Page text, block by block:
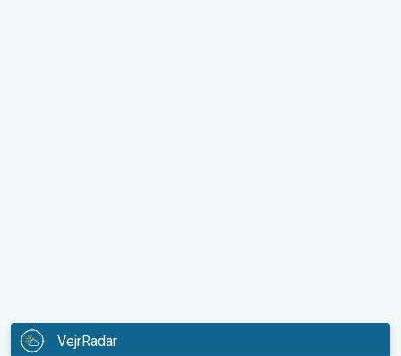
VejrRadar